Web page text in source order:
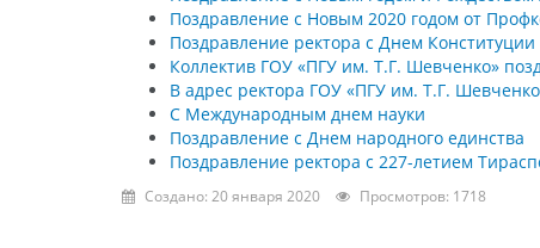
Поздравление с Новым 2020 годом от
Поздравление ректора с Днем
Коллектив ГОУ «ПГУ им. Т.Г. Шевченко»
В адрес ректора ГОУ «ПГУ им. Т.Г.
С Международным днем науки
Поздравление с Днем народного единства
Поздравление ректора с 227-летием
Создано: 20 января 2020 Просмотров: 1718